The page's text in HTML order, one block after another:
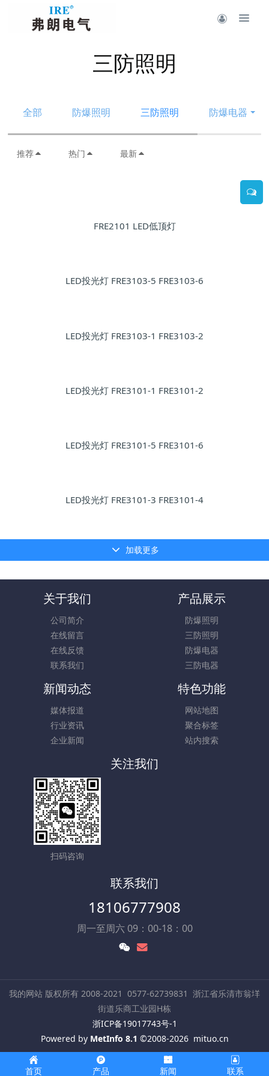
三防照明
全部 防爆照明 三防照明 防爆电器
推荐 热门 最新
FRE2101 LED低顶灯
LED投光灯 FRE3103-5 FRE3103-6
LED投光灯 FRE3103-1 FRE3103-2
LED投光灯 FRE3101-1 FRE3101-2
LED投光灯 FRE3101-5 FRE3101-6
LED投光灯 FRE3101-3 FRE3101-4
加载更多
关于我们
公司简介
在线留言
在线反馈
联系我们
产品展示
防爆照明
三防照明
防爆电器
三防电器
新闻动态
媒体报道
行业资讯
企业新闻
特色功能
网站地图
聚合标签
站内搜索
关注我们
扫码咨询
联系我们
18106777908
周一至周六 09：00-18：00
我的网站 版权所有 2008-2021 0577-62739831 浙江省乐清市翁垟
街道乐商工业园H栋
浙ICP备19017743号-1
Powered by MetInfo 8.1 ©2008-2026 mituo.cn
首页 产品 新闻 联系